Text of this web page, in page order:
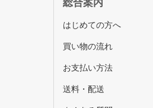
総合案内
はじめての方へ
買い物の流れ
お支払い方法
送料・配送